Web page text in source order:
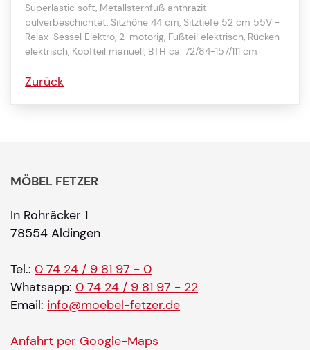
Superlastic soft, Metallsternfuß anthrazit
pulverbeschichtet, Sitzhöhe 44 cm, Sitztiefe 52 cm 55V -
Relax-Sessel Elektro, 2-motorig, Fußteil elektrisch, Rücken
elektrisch, Kopfteil manuell, BTH ca. 72/84-157/111 cm
Zurück
MÖBEL FETZER
In Rohräcker 1
78554 Aldingen
Tel.: 0 74 24 / 9 81 97 - 0
Whatsapp: 0 74 24 / 9 81 97 - 22
Email: info@moebel-fetzer.de
Anfahrt per Google-Maps